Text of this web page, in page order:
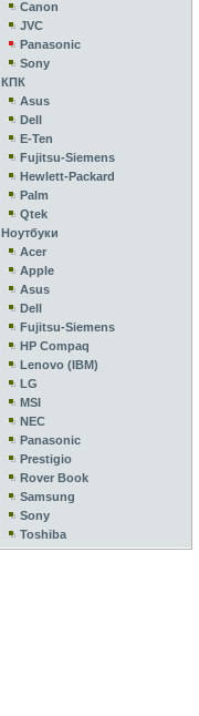
Canon
JVC
Panasonic
Sony
КПК
Asus
Dell
E-Ten
Fujitsu-Siemens
Hewlett-Packard
Palm
Qtek
Ноутбуки
Acer
Apple
Asus
Dell
Fujitsu-Siemens
HP Compaq
Lenovo (IBM)
LG
MSI
NEC
Panasonic
Prestigio
Rover Book
Samsung
Sony
Toshiba